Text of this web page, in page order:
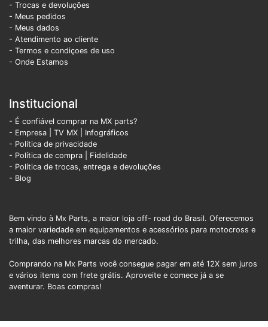
- Trocas e devoluções
- Meus pedidos
- Meus dados
- Atendimento ao cliente
- Termos e condiçoes de uso
- Onde Estamos
Institucional
- É confiável comprar na MX parts?
- Empresa
TV MX
Infográficos
- Política de privacidade
- Política de compra | Fidelidade
- Política de trocas, entrega e devoluções
- Blog
Bem vindo à Mx Parts, a maior loja off- road do Brasil. Oferecemos
a maior variedade em equipamentos e acessórios para motocross e
trilha, das melhores marcas do mercado.
Comprando na Mx Parts você consegue pagar em até 12X sem juros
e vários items com frete grátis. Aproveite e comece já a se
aventurar. Boas compras!